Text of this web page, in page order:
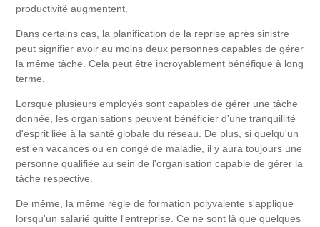
productivité augmentent.
Dans certains cas, la planification de la reprise après sinistre
peut signifier avoir au moins deux personnes capables de gérer
la même tâche. Cela peut être incroyablement bénéfique à long
terme.
Lorsque plusieurs employés sont capables de gérer une tâche
donnée, les organisations peuvent bénéficier d'une tranquillité
d'esprit liée à la santé globale du réseau. De plus, si quelqu'un
est en vacances ou en congé de maladie, il y aura toujours une
personne qualifiée au sein de l'organisation capable de gérer la
tâche respective.
De même, la même règle de formation polyvalente s'applique
lorsqu'un salarié quitte l'entreprise. Ce ne sont là que quelques